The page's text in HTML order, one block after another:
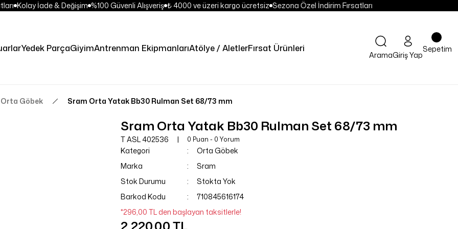
Kolay İade & Değişim %100 Güvenli Alışveriş ₺ 4000 ve üzeri kargo ücretsiz Sezona Özel İndirim Fırsatları
Yedek ParçaGiyimAntrenman EkipmanlarıAtölye / AletlerFırsat Ürünleri
AramaGiriş Yap
Sepetim
Orta Göbek Sram Orta Yatak Bb30 Rulman Set 68/73 mm
Sram Orta Yatak Bb30 Rulman Set 68/73 mm
T ASL 402536 0 Puan - 0 Yorum
Kategori
Orta Göbek
Marka
Sram
Stok Durumu
Stokta Yok
Barkod Kodu
710845616174
*296,00 TL den başlayan taksitlerle!